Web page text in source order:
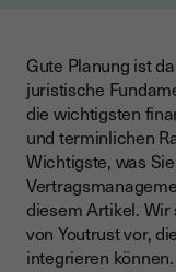
Wert legen?
Aufgaben
Wie entsteht ein
Wie sieht ein
Was passiert
Gute Planung ist
juristische
die wichtigsten
und terminlichen
Wichtigste, was
diesem Artikel.
von Youtrust vor,
integrieren können.